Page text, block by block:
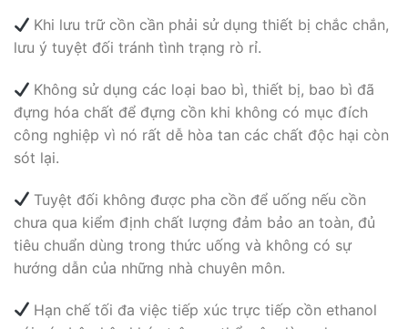
Khi lưu trữ cồn cần phải sử dụng thiết bị chắc chắn,
lưu ý tuyệt đối tránh tình trạng rò rỉ.
Không sử dụng các loại bao bì, thiết bị, bao bì đã
đựng hóa chất để đựng cồn khi không có mục đích
công nghiệp vì nó rất dễ hòa tan các chất độc hại còn
sót lại.
Tuyệt đối không được pha cồn để uống nếu cồn
chưa qua kiểm định chất lượng đảm bảo an toàn, đủ
tiêu chuẩn dùng trong thức uống và không có sự
hướng dẫn của những nhà chuyên môn.
Hạn chế tối đa việc tiếp xúc trực tiếp cồn ethanol